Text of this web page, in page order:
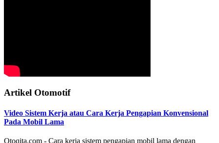
Artikel Otomotif
Video Sistem Kerja atau Cara Kerja Pengapian Konvensional
Pada Mobil Lama
Otoqita.com - Cara kerja sistem pengapian mobil lama dengan